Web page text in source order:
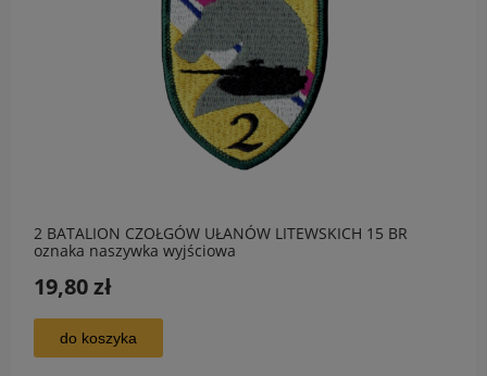
2 BATALION CZOŁGÓW UŁANÓW LITEWSKICH 15 BR
oznaka naszywka wyjściowa
19,80 zł
do koszyka